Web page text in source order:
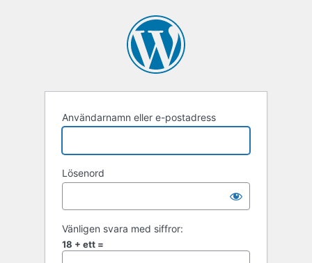
Användarnamn eller e-postadress
Lösenord
Vänligen svara med siffror:
18 + ett =